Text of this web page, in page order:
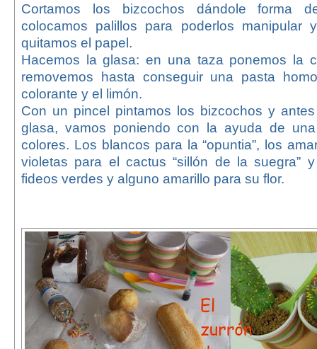
Cortamos los bizcochos dándole forma
colocamos palillos para poderlos manipular
quitamos el papel.
Hacemos la glasa: en una taza ponemos la
removemos hasta conseguir una pasta
colorante y el limón.
Con un pincel pintamos los bizcochos y
glasa, vamos poniendo con la ayuda de
colores. Los blancos para la “opuntia”, los
violetas para el cactus “sillón de la suegra”
fideos verdes y alguno amarillo para su flor.